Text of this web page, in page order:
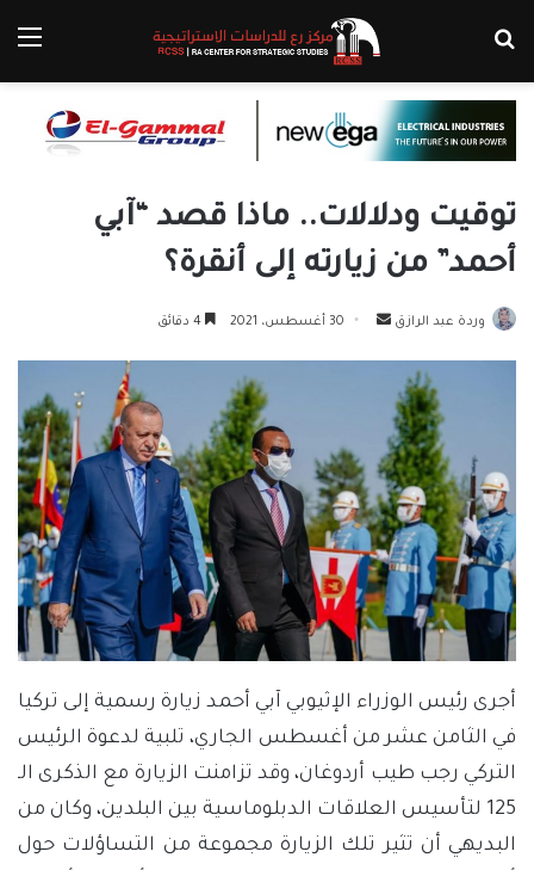
توقيت ودلالات.. ماذا قصد “آبي
أحمد” من زيارته إلى أنقرة؟
وردة عبد الرازق
أرسل 30 أغسطس، 2021
أجرى رئيس الوزراء الإثيوبي آبي أحمد زيارة رسمية إلى تركيا
في الثامن عشر من أغسطس الجاري، تلبية لدعوة الرئيس
التركي رجب طيب أردوغان، وقد تزامنت الزيارة مع الذكرى الـ
125 لتأسيس العلاقات الدبلوماسية بين البلدين، وكان من
البديهي أن تثير تلك الزيارة مجموعة من التساؤلات حول